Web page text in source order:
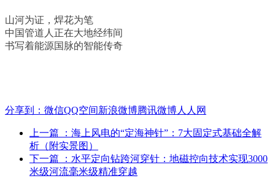
山河为证，焊花为笔
中国管道人正在大地经纬间
书写着能源国脉的智能传奇
分享到： 微信QQ空间新浪微博腾讯微博人人网
上一篇
：海上风电的“定海神针”：7大固定式基础全解
析（附实景图）
下一篇
：水平定向钻跨河穿针：地磁控向技术实现3000
米级河流毫米级精准穿越